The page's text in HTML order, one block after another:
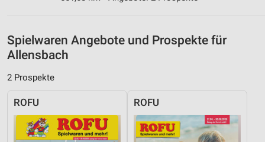
Spielwaren Angebote und Prospekte für
Allensbach
2 Prospekte
ROFU ROFU
Messung der Werbeleistung
Messung der Performance von Inhalten
Analyse von Zielgruppen durch Statistiken oder
Kombinationen von Daten aus verschiedenen
Quellen